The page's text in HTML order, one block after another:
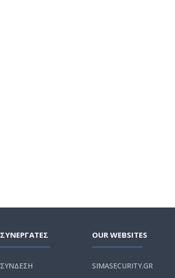
ΣΥΝΕΡΓΑΤΕΣ
ΣΥΝΔΕΣΗ
OUR WEBSITES
SIMASECURITY.GR